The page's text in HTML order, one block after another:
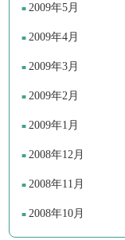
2009年5月
2009年4月
2009年3月
2009年2月
2009年1月
2008年12月
2008年11月
2008年10月